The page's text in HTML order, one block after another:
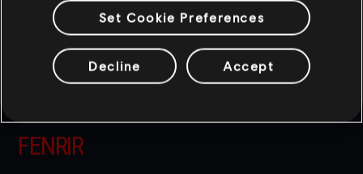
ECHO
Без прицела с увеличением Echo больше не может
наблюдать за позицией с большого расстояния. Чтобы Echo
FENRIR
Set Cookie Preferences
Decline Accept